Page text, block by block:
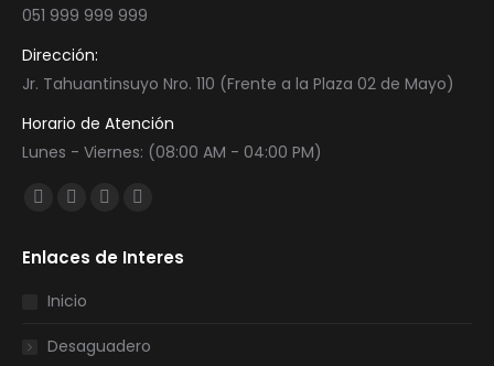
051 999 999 999
Dirección:
Jr. Tahuantinsuyo Nro. 110 (Frente a la Plaza 02 de Mayo)
Horario de Atención
Lunes - Viernes: (08:00 AM - 04:00 PM)
Encuéntranos en:
Facebook
opens
in
window
Twitter
opens
in
window
YouTube
opens
window
Instagram
opens
window
Enlaces de Interes
Inicio
Desaguadero